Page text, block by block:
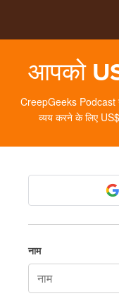
आपको
CreepGeeks Podcast
व्यय करने के लिए
नाम